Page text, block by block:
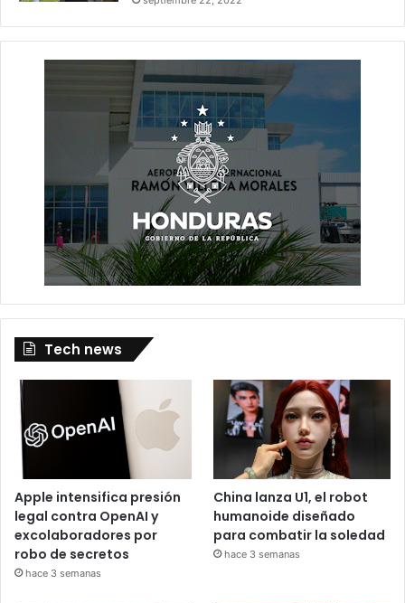
Tech news
Apple intensifica presión
legal contra OpenAI y
excolaboradores por
robo de secretos
hace 3 semanas
China lanza U1, el robot
humanoide diseñado
para combatir la soledad
hace 3 semanas